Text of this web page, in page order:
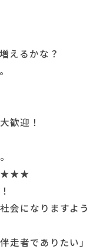
えるかな？
歓迎！
会になりますよう
走者でありたい」